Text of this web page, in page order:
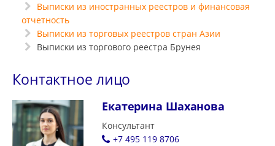
Выписки из иностранных реестров и финансовая
отчетность
Выписки из торговых реестров стран Азии
Выписки из торгового реестра Брунея
Контактное лицо
Екатерина Шаханова
Консультант
+7 495 119 8706